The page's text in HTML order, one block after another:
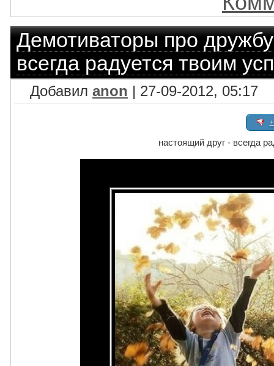
Демотиваторы про дружбу
всегда радуется твоим
Добавил anon | 27-09-2012, 05:17
настоящий друг - всегда